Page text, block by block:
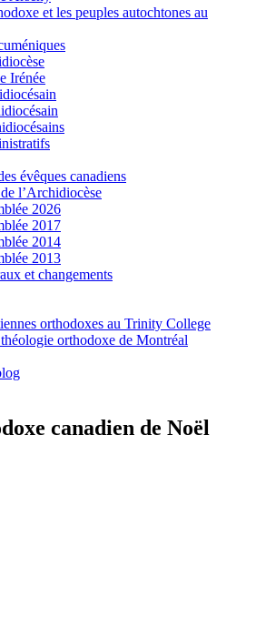
et les peuples autochtones au
Irénée
évêques canadiens
l’Archidiocèse
2026
2017
2014
2013
et changements
orthodoxes au Trinity College
orthodoxe de Montréal
canadien de Noël